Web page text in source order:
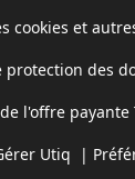
cookies et
protection des
l'offre
Utiq |